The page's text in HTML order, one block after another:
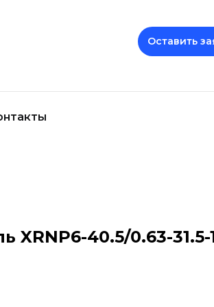
Оставить
XRNP6-40.5/0.63-31.5-